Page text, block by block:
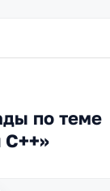
по теме